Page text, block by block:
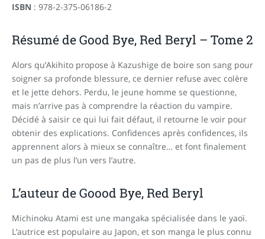
ISBN : 978-2-375-06186-2
Résumé de Good Bye, Red Beryl – Tome 2
Alors qu’Akihito propose à Kazushige de boire son sang pour
soigner sa profonde blessure, ce dernier refuse avec colère
et le jette dehors. Perdu, le jeune homme se questionne,
mais n’arrive pas à comprendre la réaction du vampire.
Décidé à saisir ce qui lui fait défaut, il retourne le voir pour
obtenir des explications. Confidences après confidences, ils
apprennent alors à mieux se connaître… et font finalement
un pas de plus l’un vers l’autre.
L’auteur de Goood Bye, Red Beryl
Michinoku Atami est une mangaka spécialisée dans le yaoï.
L’autrice est populaire au Japon, et son manga le plus connu